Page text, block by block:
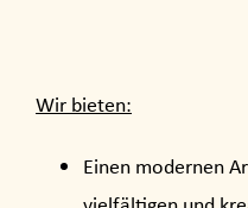
Wir bieten:
Einen modernen